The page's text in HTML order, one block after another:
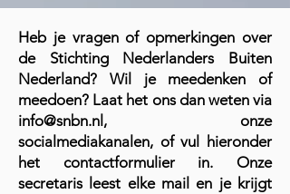
Heb je vragen of opmerkingen over
de Stichting Nederlanders Buiten
Nederland? Wil je meedenken of
meedoen? Laat het ons dan weten via
info@snbn.nl , onze
socialmediakanalen, of vul hieronder
het contactformulier in. Onze
secretaris leest elke mail en je krijgt